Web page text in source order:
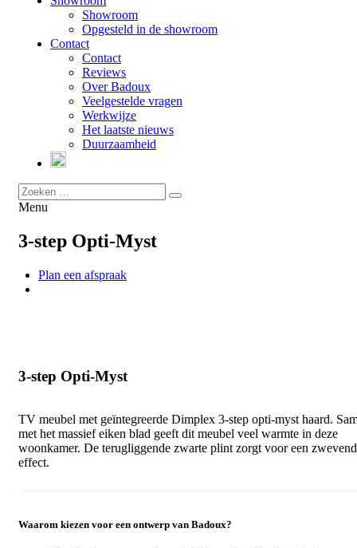
Showroom
Opgesteld in de showroom
Contact
Contact
Reviews
Over Badoux
Veelgestelde vragen
Werkwijze
Het laatste nieuws
Duurzaamheid
Menu
3-step Opti-Myst
Plan een afspraak
3-step Opti-Myst
TV meubel met geïntegreerde Dimplex 3-step opti-myst haard.
met het massief eiken blad geeft dit meubel veel warmte in deze
woonkamer. De terugliggende zwarte plint zorgt voor een zwevend
effect.
Waarom kiezen voor een ontwerp van Badoux?